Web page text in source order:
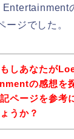
ージでした。
しあなたが
の感想を
ページを参考
うか？